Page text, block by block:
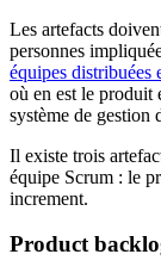
Les artefacts
personnes
équipes distribuées
où en est le produit
système de gestion
Il existe trois
équipe Scrum : le
increment.
Product